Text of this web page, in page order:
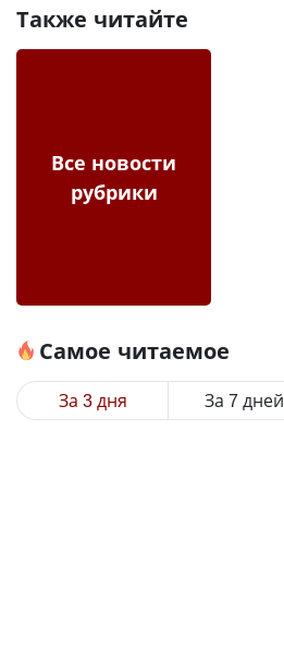
Также читайте
Все новости
рубрики
Самое читаемое
За 3 дня За 7 дней